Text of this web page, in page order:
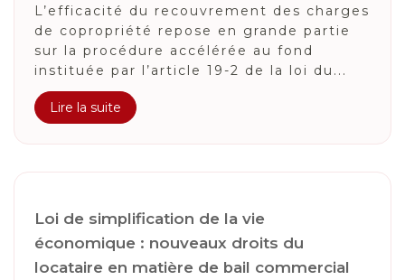
L’efficacité du recouvrement des charges
de copropriété repose en grande partie
sur la procédure accélérée au fond
instituée par l’article 19-2 de la loi du...
Lire la suite
Loi de simplification de la vie
économique : nouveaux droits du
locataire en matière de bail commercial